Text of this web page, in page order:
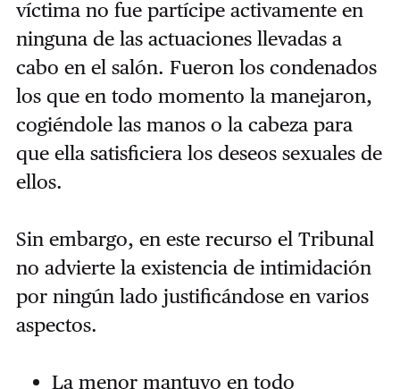
víctima no fue partícipe activamente en
ninguna de las actuaciones llevadas a
cabo en el salón. Fueron los condenados
los que en todo momento la manejaron,
cogiéndole las manos o la cabeza para
que ella satisficiera los deseos sexuales de
ellos.
Sin embargo, en este recurso el Tribunal
no advierte la existencia de intimidación
por ningún lado justificándose en varios
aspectos.
La menor mantuvo en todo